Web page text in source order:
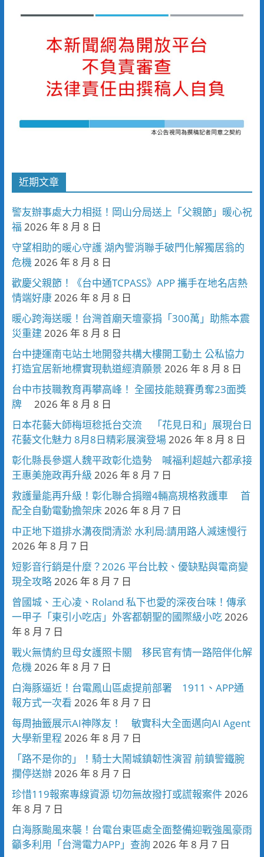
近期文章
警友辦事處大力相挺！岡山分局送上「父親節」暖心祝
福 2026 年 8 月 8 日
守望相助的暖心守護 湖內警消聯手破門化解獨居翁的
危機 2026 年 8 月 8 日
歡慶父親節！《台中通TCPASS》APP 攜手在地名店熱
情端好康 2026 年 8 月 8 日
暖心跨海送暖！台灣首廟天壇豪捐「300萬」助熊本震
災重建 2026 年 8 月 8 日
台中捷運南屯站土地開發共構大樓開工動土 公私協力
打造宜居新地標實現軌道經濟願景 2026 年 8 月 8 日
台中市技職教育再攀高峰！ 全國技能競賽勇奪23面獎
牌
2026 年 8 月 8 日
日本花藝大師梅垣稔抵台交流 「花見日和」展現台日
花藝文化魅力 8月8日精彩展演登場 2026 年 8 月 8 日
彰化縣長參選人魏平政彰化造勢 喊福利超越六都承接
王惠美施政再升級 2026 年 8 月 7 日
救護量能再升級！彰化聯合捐贈4輛高規格救護車 首
配全自動電動擔架床 2026 年 8 月 7 日
中正地下道排水溝夜間清淤 水利局:請用路人減速慢行
2026 年 8 月 7 日
短影音行銷是什麼？2026 平台比較、優缺點與電商變
現全攻略 2026 年 8 月 7 日
曾國城、王心凌、Roland 私下也愛的深夜台味！傳承
一甲子「東引小吃店」外客都朝聖的國際級小吃 2026
年 8 月 7 日
戰火無情約旦母女護照卡關 移民官有情一路陪伴化解
危機 2026 年 8 月 7 日
白海豚逼近！台電鳳山區處提前部署 1911、APP通
報方式一次看 2026 年 8 月 7 日
每周抽籤展示AI神隊友！ 敏實科大全面邁向AI Agent
大學新里程 2026 年 8 月 7 日
「路不是你的」！騎士大鬧城鎮韌性演習 前鎮警鐵腕
攔停送辦 2026 年 8 月 7 日
珍惜119報案專線資源 切勿無故撥打或謊報案件 2026
年 8 月 7 日
白海豚颱風來襲！台電台東區處全面整備迎戰強風豪雨
籲多利用「台灣電力APP」查詢 2026 年 8 月 7 日